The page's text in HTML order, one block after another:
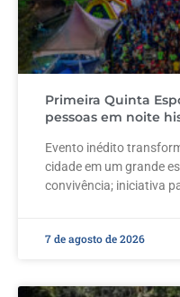
Primeira Quinta
pessoas em noite
Evento inédito
cidade em um grande
convivência; iniciativa
7 de agosto de 2026